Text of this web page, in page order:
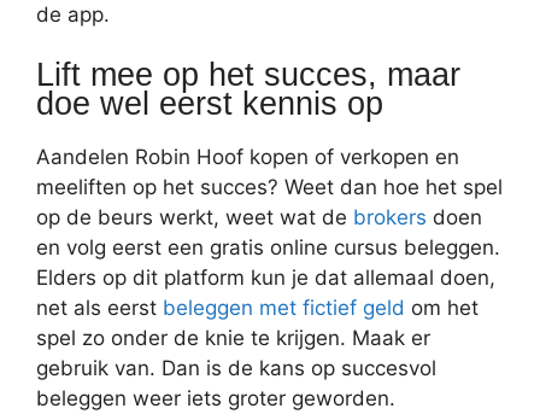
de app.
Lift mee op het succes, maar
doe wel eerst kennis op
Aandelen Robin Hoof kopen of verkopen en
meeliften op het succes? Weet dan hoe het spel
op de beurs werkt, weet wat de brokers doen
en volg eerst een gratis online cursus beleggen.
Elders op dit platform kun je dat allemaal doen,
net als eerst beleggen met fictief geld om het
spel zo onder de knie te krijgen. Maak er
gebruik van. Dan is de kans op succesvol
beleggen weer iets groter geworden.